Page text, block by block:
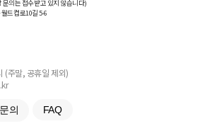
문의는 접수받고 있지 않습니다)
월드컵로10길5-6
(주말, 공휴일 제외)
의 FAQ